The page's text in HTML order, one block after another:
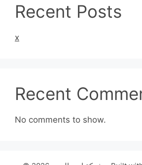
Recent Posts
x
Recent
No comments to show.